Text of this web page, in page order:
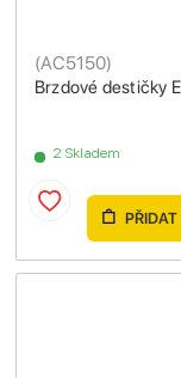
Brzdové destičky
(AC5150)
2 Skladem